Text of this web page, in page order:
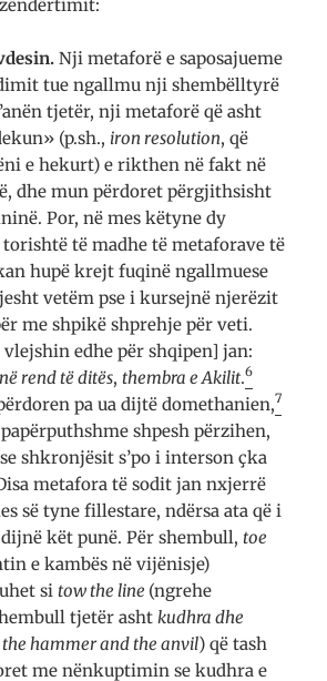
Nji metaforë e saposajueme
tue ngallmu nji shembëlltyrë
tjetër, nji metaforë që asht
(p.sh., iron resolution, që
e hekurt) e rikthen në fakt në
dhe mun përdoret përgjithsisht
Por, në mes këtyne dy
të madhe të metaforave të
hupë krejt fuqinë ngallmuese
vetëm pse i kursejnë njerëzit
me shpikë shprehje për veti.
edhe për shqipen] jan:
në rend të ditës,thembra e Akilit.6
pa ua dijtë domethanien,7
shpesh përzihen,
shkronjësit s’po i interson çka
metafora të sodit jan nxjerrë
së tyne fillestare, ndërsa ata që i
kët punë. Për shembull,toe
e kambës në vijënisje)
sitow the line (ngrehe
tjetër asht kudhra dhe
the hammer and the anvil) që tash
me nënkuptimin se kudhra e